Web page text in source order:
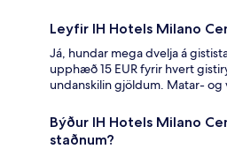
Leyfir IH Hotels Milano
Já, hundar mega dvelja á
upphæð 15 EUR fyrir hvert
undanskilin gjöldum. Matar- og
Býður IH Hotels Milano
staðnum?